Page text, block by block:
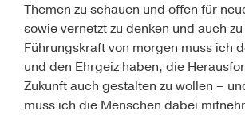
Themen zu schauen und offen für
sowie vernetzt zu denken und auch
Führungskraft von morgen muss ich
und den Ehrgeiz haben, die
Zukunft auch gestalten zu wollen –
muss ich die Menschen dabei